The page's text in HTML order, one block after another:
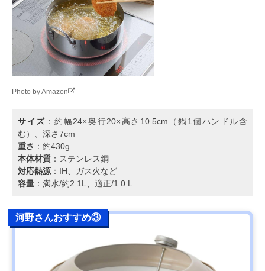
Photo by Amazon
サイズ ：約幅24×奥行20×高さ10.5cm（鍋1個ハンドル含
む）、深さ7cm
重さ ：約430g
本体材質 ：ステンレス鋼
対応熱源 ：IH、ガス火など
容量 ：満水/約2.1L、適正/1.0 L
河野さんおすすめ③